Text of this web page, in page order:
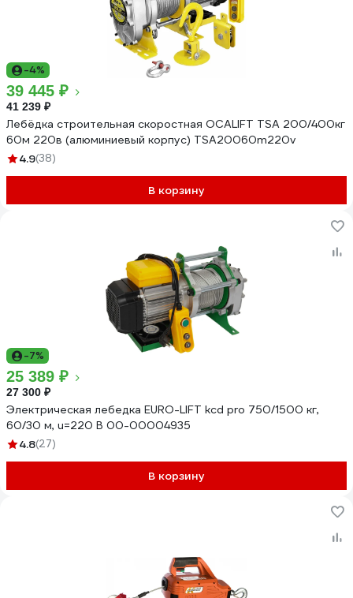
-4%
39 445 ₽
41 239 ₽
Лебёдка строительная скоростная OCALIFT TSA 200/400кг
60м 220в (алюминиевый корпус) TSA20060m220v
4.9(38)
В корзину
-7%
25 389 ₽
27 300 ₽
Электрическая лебедка EURO-LIFT kcd pro 750/1500 кг,
60/30 м, u=220 В 00-00004935
4.8(27)
В корзину